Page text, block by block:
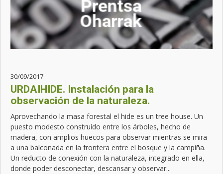
30/09/2017
URDAIHIDE. Instalación para la
observación de la naturaleza.
Aprovechando la masa forestal el hide es un tree house. Un
puesto modesto construído entre los árboles, hecho de
madera, con amplios huecos para observar mientras se mira
a una balconada en la frontera entre el bosque y la campiña.
Un reducto de conexión con la naturaleza, integrado en ella,
donde poder desconectar, descansar y observar...